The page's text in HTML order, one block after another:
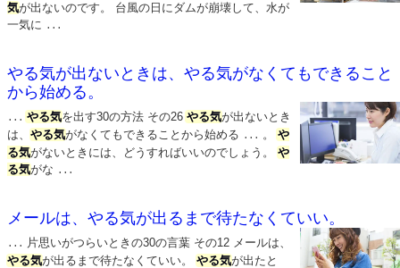
気が出ないのです。 台風の日にダムが崩壊して、水が
一気に ...
やる気が出ないときは、やる気がなくてもできること
から始める。
... やる気を出す30の方法 その26 やる気が出ないとき
は、 やる気がなくてもできることから始める ... 。 や
る気がないときには、どうすればいいのでしょう。 や
る気がな ...
メールは、やる気が出るまで待たなくていい。
...
片思いがつらいときの30の言葉 その12 メールは、
やる気が出るまで待たなくていい。 やる気が出たと